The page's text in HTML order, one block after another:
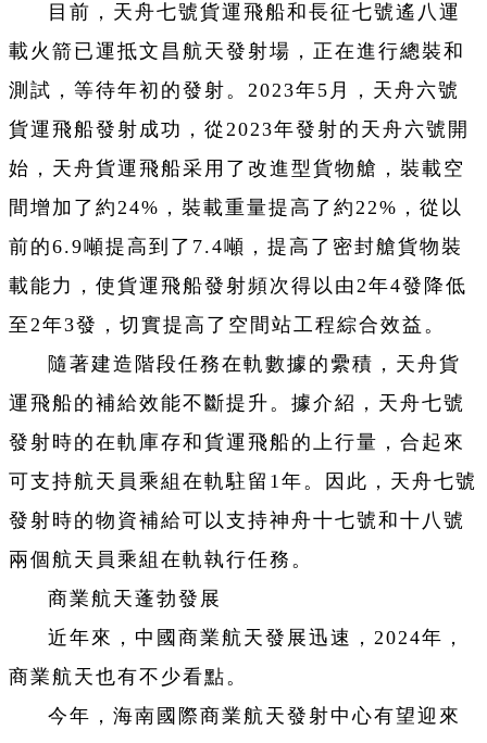
目前，天舟七號貨運飛船和長征七號遙八運
載火箭已運抵文昌航天發射場，正在進行總裝和
測試，等待年初的發射。2023年5月，天舟六號
貨運飛船發射成功，從2023年發射的天舟六號開
始，天舟貨運飛船采用了改進型貨物艙，裝載空
間增加了約24%，裝載重量提高了約22%，從以
前的6.9噸提高到了7.4噸，提高了密封艙貨物裝
載能力，使貨運飛船發射頻次得以由2年4發降低
至2年3發，切實提高了空間站工程綜合效益。
隨著建造階段任務在軌數據的纍積，天舟貨
運飛船的補給效能不斷提升。據介紹，天舟七號
發射時的在軌庫存和貨運飛船的上行量，合起來
可支持航天員乘組在軌駐留1年。因此，天舟七號
發射時的物資補給可以支持神舟十七號和十八號
兩個航天員乘組在軌執行任務。
商業航天蓬勃發展
近年來，中國商業航天發展迅速，2024年，
商業航天也有不少看點。
今年，海南國際商業航天發射中心有望迎來